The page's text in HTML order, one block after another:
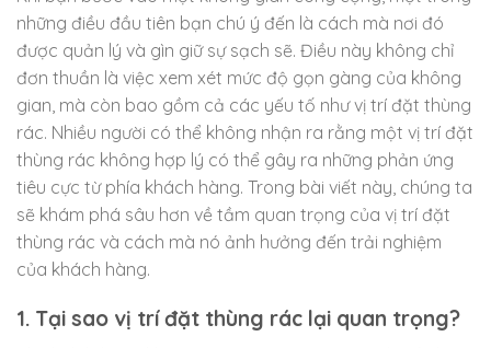
những điều đầu tiên bạn chú ý đến là cách mà nơi đó
được quản lý và gìn giữ sự sạch sẽ. Điều này không chỉ
đơn thuần là việc xem xét mức độ gọn gàng của không
gian, mà còn bao gồm cả các yếu tố như vị trí đặt thùng
rác. Nhiều người có thể không nhận ra rằng một vị trí đặt
thùng rác không hợp lý có thể gây ra những phản ứng
tiêu cực từ phía khách hàng. Trong bài viết này, chúng ta
sẽ khám phá sâu hơn về tầm quan trọng của vị trí đặt
thùng rác và cách mà nó ảnh hưởng đến trải nghiệm
của khách hàng.
1. Tại sao vị trí đặt thùng rác lại quan trọng?